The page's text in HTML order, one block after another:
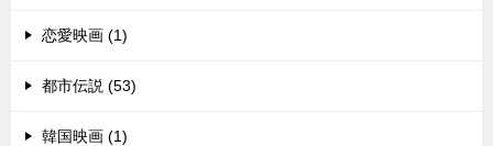
恋愛映画 (1)
都市伝説 (53)
韓国映画 (1)